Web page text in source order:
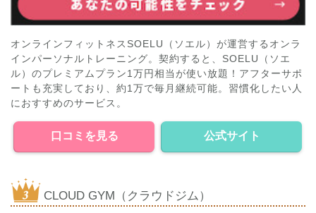
オンラインフィットネスSOELU（ソエル）が運営するオンラ
インパーソナルトレーニング。契約すると、SOELU（ソエ
ル）のプレミアムプラン1万円相当が使い放題！アフターサポ
ートも充実しており、約1万で毎月継続可能。習慣化したい人
におすすめのサービス。
口コミを見る 公式サイト
CLOUD GYM（クラウドジム）